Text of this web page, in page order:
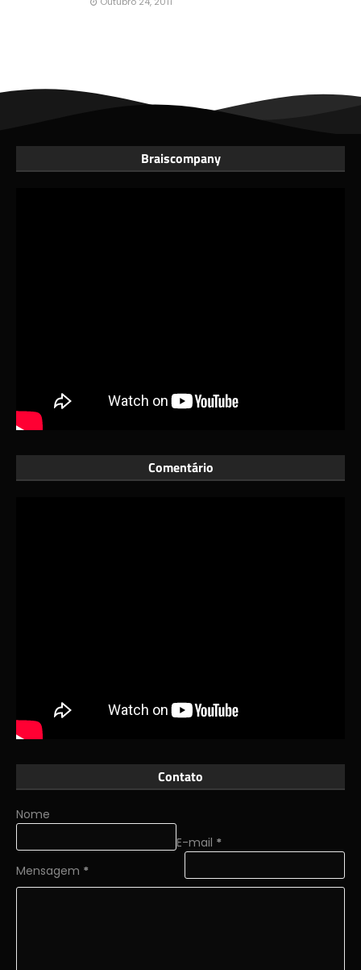
Braiscompany
Comentário
Contato
Nome
E-mail *
Mensagem *